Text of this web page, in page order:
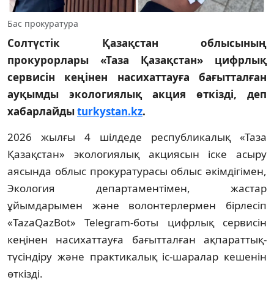
Бас прокуратура
Солтүстік Қазақстан облысының
прокурорлары «Таза Қазақстан» цифрлық
сервисін кеңінен насихаттауға бағытталған
ауқымды экологиялық акция өткізді, деп
хабарлайдыturkystan.kz.
2026 жылғы 4 шілдеде республикалық «Таза
Қазақстан» экологиялық акциясын іске асыру
аясында облыс прокуратурасы облыс әкімдігімен,
Экология департаментімен, жастар
ұйымдарымен және волонтерлермен бірлесіп
«TazaQazBot» Telegram-боты цифрлық сервисін
кеңінен насихаттауға бағытталған ақпараттық-
түсіндіру және практикалық іс-шаралар кешенін
өткізді.